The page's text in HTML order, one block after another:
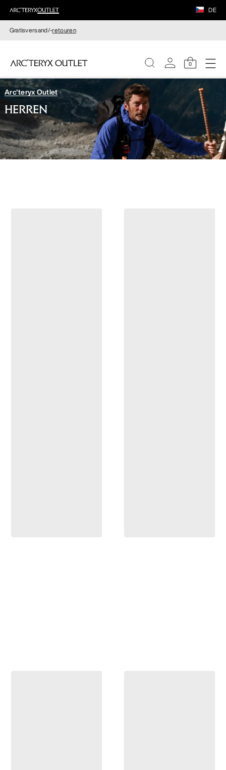
DE
Gratisversand/-retouren
0
DAMEN
HERREN
Arc'teryx Outlet
HERREN